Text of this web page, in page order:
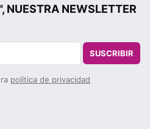
NEWSLETTER
SUSCRIBIR
política de privacidad